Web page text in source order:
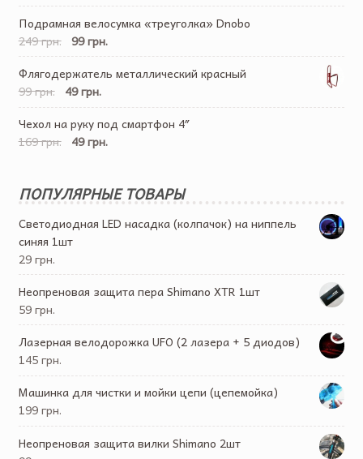
Подрамная велосумка «треуголка» Dnobo
249 грн. 99 грн.
Флягодержатель металлический красный
99 грн.
49 грн.
Чехол на руку под смартфон 4″
169 грн.
49 грн.
ПОПУЛЯРНЫЕ ТОВАРЫ
Светодиодная LED насадка (колпачок) на ниппель
синяя 1шт
29 грн.
Неопреновая защита пера Shimano XTR 1шт
59 грн.
Лазерная велодорожка UFO (2 лазера + 5 диодов)
145 грн.
Машинка для чистки и мойки цепи (цепемойка)
199 грн.
Неопреновая защита вилки Shimano 2шт